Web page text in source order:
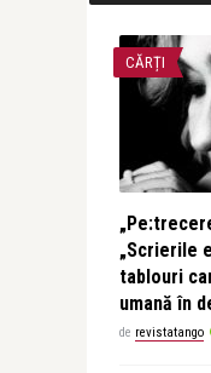
CĂRȚI
„Scrierile
tablouri
umană în
de revistatango